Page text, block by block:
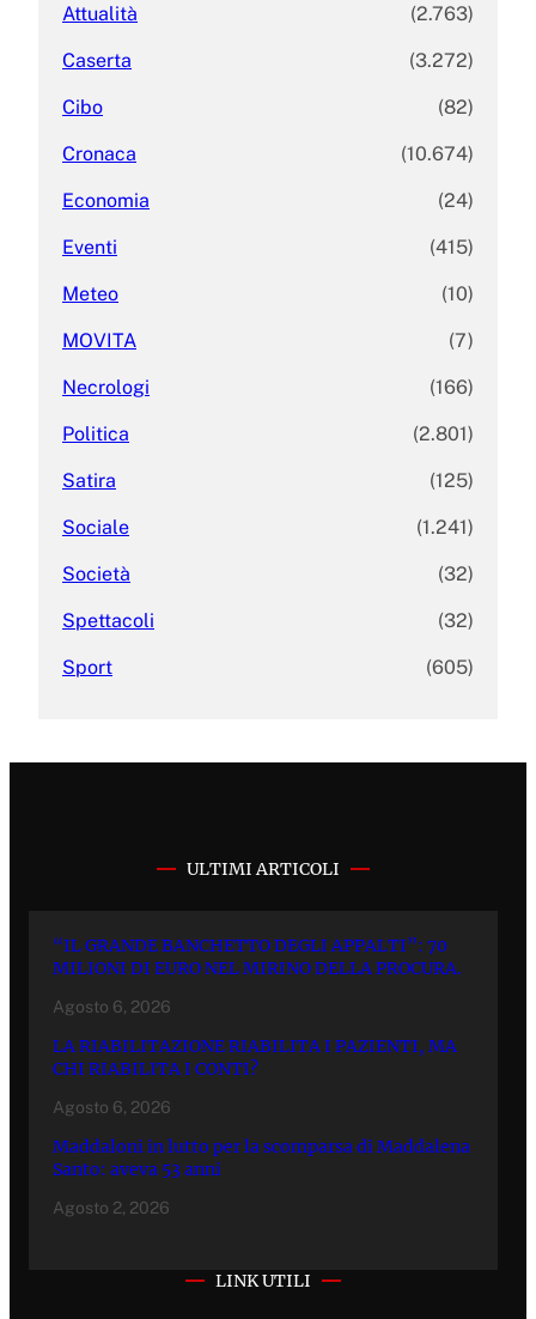
Attualità (2.763)
Caserta (3.272)
Cibo (82)
Cronaca (10.674)
Economia (24)
Eventi (415)
Meteo (10)
MOVITA (7)
Necrologi (166)
Politica (2.801)
Satira (125)
Sociale (1.241)
Società (32)
Spettacoli (32)
Sport (605)
ULTIMI ARTICOLI
“IL GRANDE BANCHETTO DEGLI APPALTI”: 70
MILIONI DI EURO NEL MIRINO DELLA PROCURA.
Agosto 6, 2026
LA RIABILITAZIONE RIABILITA I PAZIENTI, MA
CHI RIABILITA I CONTI?
Agosto 6, 2026
Maddaloni in lutto per la scomparsa di Maddalena
Santo: aveva 53 anni
Agosto 2, 2026
LINK UTILI